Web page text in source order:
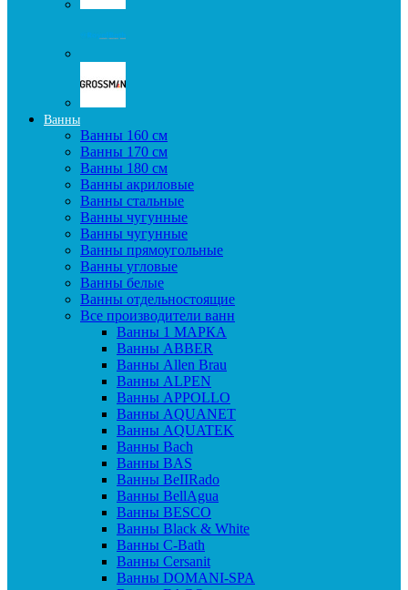
Ванны
Ванны 160 см
Ванны 170 см
Ванны 180 см
Ванны акриловые
Ванны стальные
Ванны чугунные
Ванны чугунные
Ванны прямоугольные
Ванны угловые
Ванны белые
Ванны отдельностоящие
Все производители ванн
Ванны 1 МАРКА
Ванны ABBER
Ванны Allen Brau
Ванны ALPEN
Ванны APPOLLO
Ванны AQUANET
Ванны AQUATEK
Ванны Bach
Ванны BAS
Ванны BeIIRado
Ванны BellAgua
Ванны BESCO
Ванны Black & White
Ванны C-Bath
Ванны Cersanit
Ванны DOMANI-SPA